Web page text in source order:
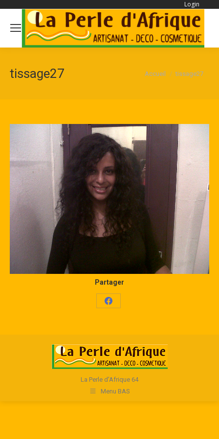
Login
tissage27 Vous êtes ici :
Accueil tissage27
Partager
Share
La Perle d'Afrique 64
Menu BAS